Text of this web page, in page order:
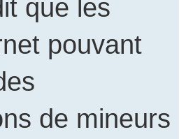
que les
pouvant
de mineurs